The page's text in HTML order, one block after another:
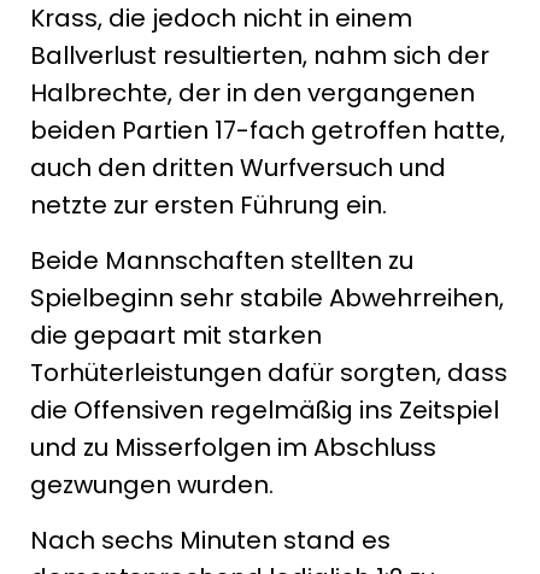
Krass, die jedoch nicht in einem
Ballverlust resultierten, nahm sich der
Halbrechte, der in den vergangenen
beiden Partien 17-fach getroffen hatte,
auch den dritten Wurfversuch und
netzte zur ersten Führung ein.
Beide Mannschaften stellten zu
Spielbeginn sehr stabile Abwehrreihen,
die gepaart mit starken
Torhüterleistungen dafür sorgten, dass
die Offensiven regelmäßig ins Zeitspiel
und zu Misserfolgen im Abschluss
gezwungen wurden.
Nach sechs Minuten stand es